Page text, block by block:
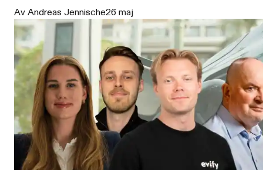
Av Andreas Jennische26 maj